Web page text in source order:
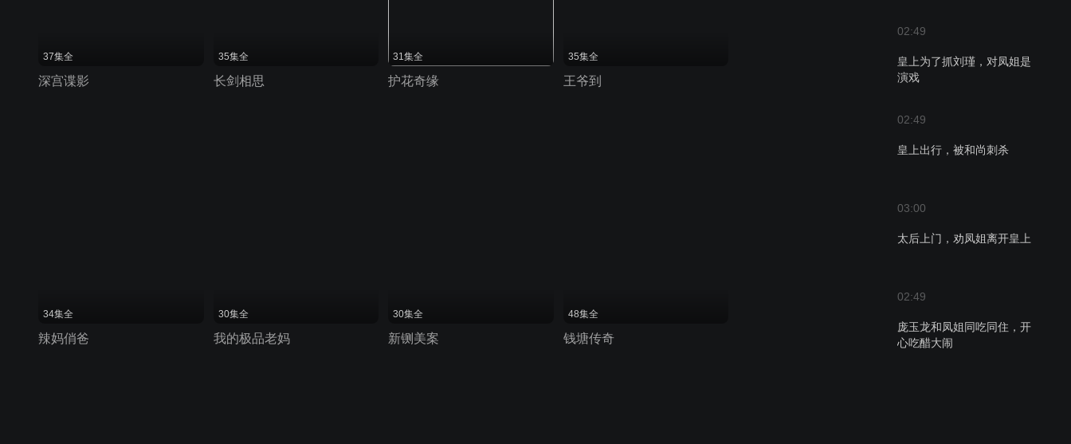
02:49
皇上为了抓刘瑾，对凤姐是
演戏
02:49
皇上出行，被和尚刺杀
03:00
太后上门，劝凤姐离开皇上
02:49
庞玉龙和凤姐同吃同住，开
心吃醋大闹
37集全
深宫谍影
35集全
长剑相思
31集全
护花奇缘
35集全
王爷到
34集全
辣妈俏爸
30集全
我的极品老妈
30集全
新铡美案
48集全
钱塘传奇